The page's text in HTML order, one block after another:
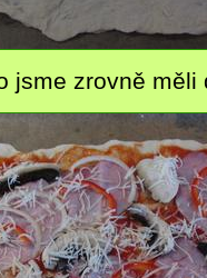
jsme zrovně měli